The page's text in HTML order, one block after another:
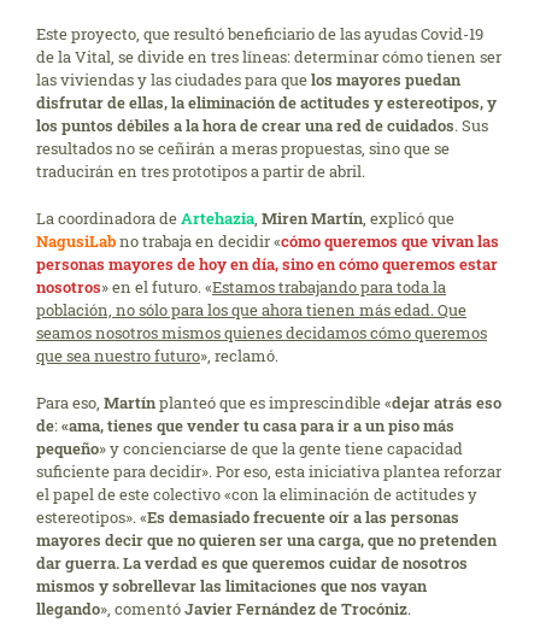
Este proyecto, que resultó beneficiario de las ayudas Covid-19
de la Vital, se divide en tres líneas: determinar cómo tienen ser
las viviendas y las ciudades para quelos mayores puedan
disfrutar de ellas, la eliminación de actitudes y estereotipos, y
los puntos débiles a la hora de crear una red de cuidados. Sus
resultados no se ceñirán a meras propuestas, sino que se
traducirán en tres prototipos a partir de abril.
La coordinadora deArtehazia, Miren Martín, explicó que
NagusiLabno trabaja en decidir «cómo queremos que vivan las
personas mayores de hoy en día, sino en cómo queremos estar
nosotros» en el futuro. «Estamos trabajando para toda la
población, no sólo para los que ahora tienen más edad. Que
seamos nosotros mismos quienes decidamos cómo queremos
que sea nuestro futuro», reclamó.
Para eso, Martínplanteó que es imprescindible «dejar atrás eso
de:«ama, tienes que vender tu casa para ir a un piso más
pequeño» y concienciarse de que la gente tiene capacidad
suficiente para decidir». Por eso, esta iniciativa plantea reforzar
el papel de este colectivo «con la elimina­ción de actitudes y
estereotipos». «Es demasiado frecuente oír a las personas
mayores decir que no quieren ser una carga, que no pretenden
dar guerra. La verdad es que queremos cuidar de nosotros
mismos y sobrellevar las limitaciones que nos vayan
llegando», comentóJavier Fer­nández de Trocóniz.